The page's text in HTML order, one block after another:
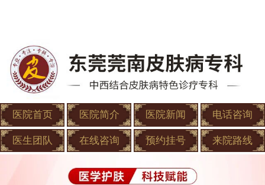
医院首页 医院简介 医院新闻 电话咨询
医生团队 在线咨询 预约挂号 来院路线